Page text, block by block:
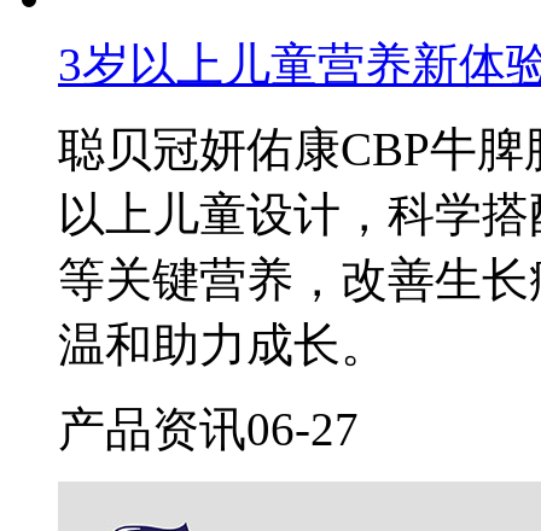
3岁以上儿童营养新体
聪贝冠妍佑康CBP牛
以上儿童设计，科学
等关键营养，改善生
温和助力成长。
产品资讯06-27